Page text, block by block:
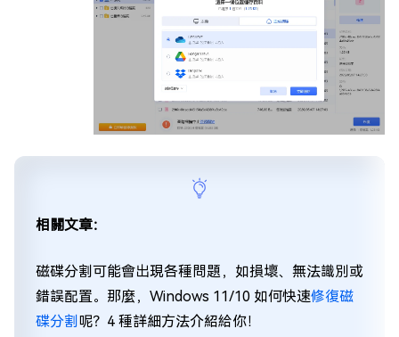
相關文章：
磁碟分割可能會出現各種問題，如損壞、無法識別或
錯誤配置。那麼，Windows 11/10 如何快速修復磁
碟分割 呢？4 種詳細方法介紹給你！